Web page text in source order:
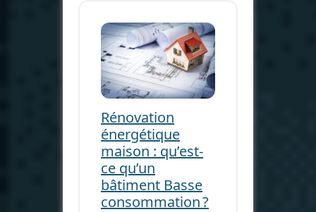
Rénovation
énergétique
maison : qu’est-
ce qu’un
bâtiment Basse
consommation ?